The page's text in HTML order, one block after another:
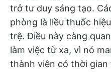
trở tư duy sáng tạo.
phòng là liều thuốc
trệ. Điều này càng
làm việc từ xa, vì nó
thành viên có thời